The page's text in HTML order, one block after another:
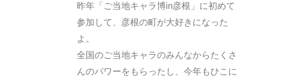
昨年「ご当地キャラ博in彦根」に初めて
参加して、彦根の町が大好きになった
よ。
全国のご当地キャラのみんなからたくさ
んのパワーをもらったし、今年もひこに